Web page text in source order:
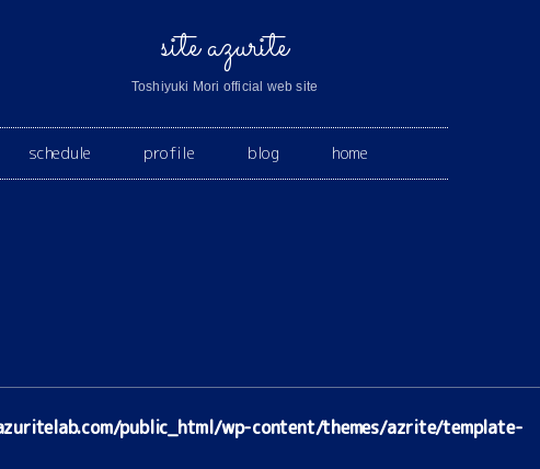
site azurite
Toshiyuki Mori official web site
schedule profile blog home
public_html/wp-content/themes/azrite/template-